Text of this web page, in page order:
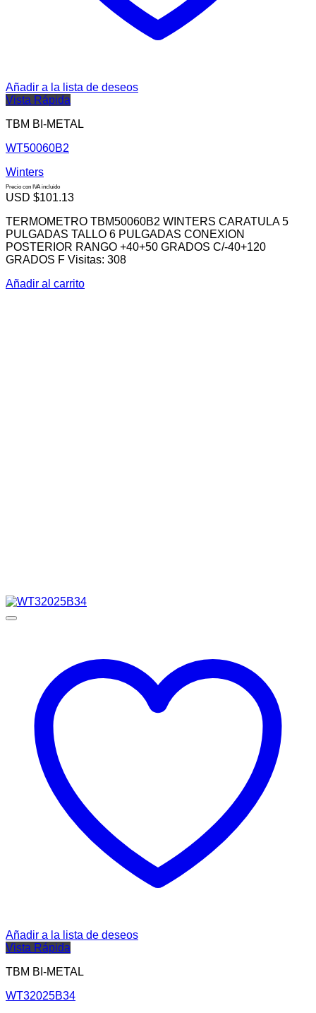
Añadir a la lista de deseos
Vista Rápida
TBM BI-METAL
WT50060B2
Winters
Precio con IVA incluido
USD $101.13
TERMOMETRO TBM50060B2 WINTERS CARATULA 5
PULGADAS TALLO 6 PULGADAS CONEXION
POSTERIOR RANGO +40+50 GRADOS C/-40+120
GRADOS F Visitas: 308
Añadir al carrito
Añadir a la lista de deseos
Vista Rápida
TBM BI-METAL
WT32025B34